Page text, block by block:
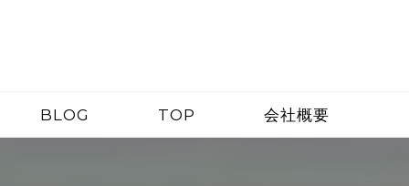
BLOG TOP 会社概要